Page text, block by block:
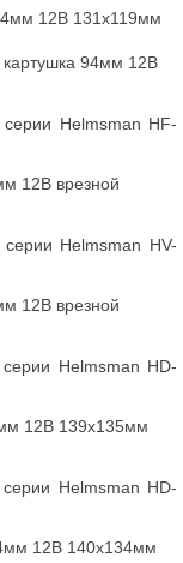
12В 131x119мм
94мм 12В
Helmsman HF-
12В врезной
Helmsman HV-
12В врезной
Helmsman HD-
12В 139x135мм
Helmsman HD-
12В 140x134мм